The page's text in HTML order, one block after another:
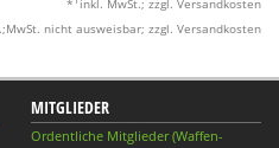
nicht ausweisbar; zzgl. Versandkosten
MITGLIEDER
Ordentliche Mitglieder (Waffen-